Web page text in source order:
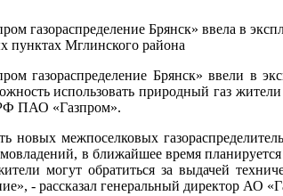
газораспределение Брянск» ввела в
пунктах Мглинского района
газораспределение Брянск» ввели в
использовать природный газ
ПАО «Газпром».
межпоселковых
в ближайшее время
могут обратиться за выдачей
- рассказал генеральный директор АО